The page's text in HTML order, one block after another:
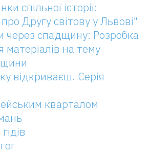
спільної історії:
Другу світову у Львові"
через спадщину: Розробка
матеріалів на тему
відкриваєш. Серія
кварталом